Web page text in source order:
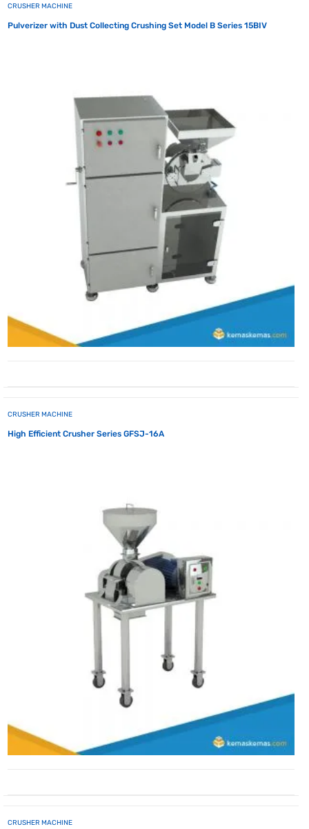
CRUSHER MACHINE
Pulverizer with Dust Collecting Crushing Set Model B Series 15BIV
CRUSHER MACHINE
High Efficient Crusher Series GFSJ-16A
CRUSHER MACHINE